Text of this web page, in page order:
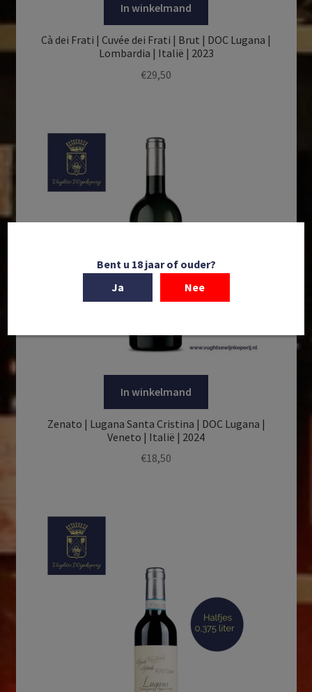
In winkelmand
Cà dei Frati | Cuvée dei Frati | Brut | DOC Lugana |
Lombardia | Italië | 2023
€29,50
In winkelmand
Zenato | Lugana Santa Cristina | DOC Lugana |
Veneto | Italië | 2024
€18,50
Bent u 18 jaar of ouder?
Ja
Nee